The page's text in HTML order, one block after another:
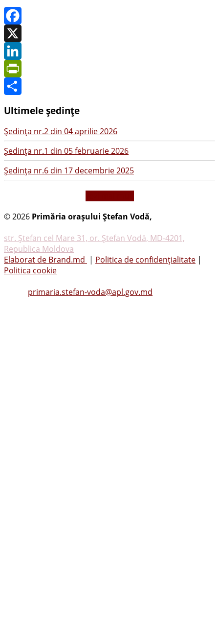
Facebook
X
LinkedIn
PrintFriendly
Ultimele ședințe
Şedinţa nr.2 din 04 aprilie 2026
Şedinţa nr.1 din 05 februarie 2026
Şedinţa nr.6 din 17 decembrie 2025
© 2026 Primăria oraşului Ştefan Vodă,
str. Ştefan cel Mare 31, or. Ştefan Vodă, MD-4201,
Republica Moldova
Elaborat de Brand.md | Politica de confidențialitate |
Politica cookie
primaria.stefan-voda@apl.gov.md